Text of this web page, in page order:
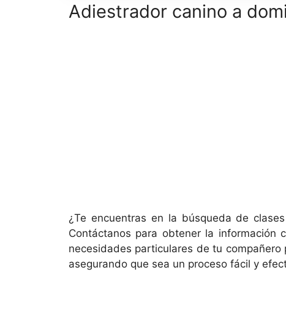
Adiestrador canino a
¿Te encuentras en la búsqueda de
Contáctanos para obtener la
necesidades particulares de tu
asegurando que sea un proceso fácil y